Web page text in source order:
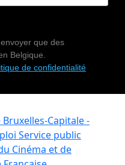
que des
Belgique.
de confidentialité
Bruxelles-Capitale -
Service public
Cinéma et de